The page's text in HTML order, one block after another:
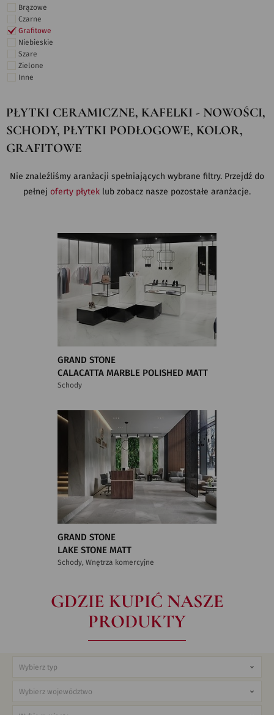
Brązowe
Czarne
Grafitowe
Niebieskie
Szare
Zielone
Inne
PŁYTKI CERAMICZNE, KAFELKI - NOWOŚCI,
SCHODY, PŁYTKI PODŁOGOWE, KOLOR,
GRAFITOWE
Nie znaleźliśmy aranżacji spełniających wybrane filtry. Przejdź do
pełnej oferty płytek lub zobacz nasze pozostałe aranżacje.
GRAND STONE
CALACATTA MARBLE POLISHED MATT
Schody
GRAND STONE
LAKE STONE MATT
Schody, Wnętrza komercyjne
GDZIE KUPIĆ NASZE
PRODUKTY